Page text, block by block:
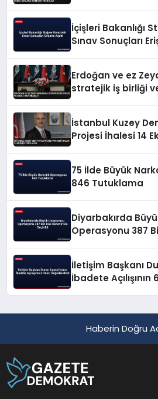
İçişleri Bakanlığı
Sınav Sonuçları
Erdoğan ve ez
stratejik iş birliği
İstanbul Kuzey
Projesi İhalesi 14
75 İlde Büyük
846 Tutuklama
Diyarbakırda
Operasyonu 387
İletişim Başkanı
İbadete Açılışının
Haberin Doğru